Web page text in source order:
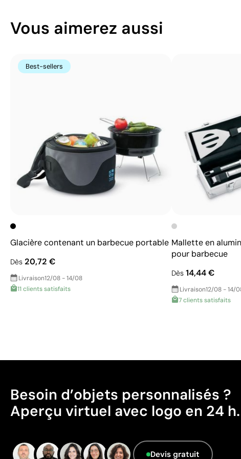
Vous aimerez aussi
Best-sellers
Glacière contenant un barbecue portable
Dès 20,72 €
Livraison12/08 - 14/08
11 clients satisfaits
Mallette en
pour barbecue
Dès14,44 €
Livraison12/08 - 14/
7 clients satisfaits
Besoin d’objets personnalisés ?
Aperçu virtuel avec logo en 24 h.
Devis gratuit